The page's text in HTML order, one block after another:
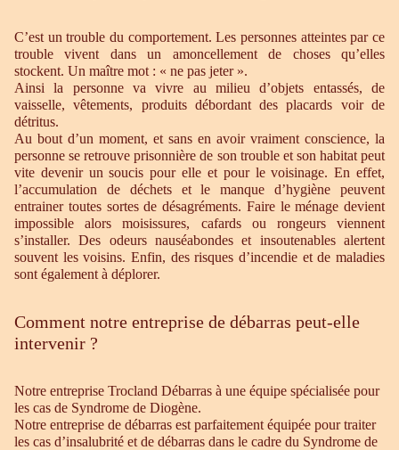
C’est un trouble du comportement. Les personnes atteintes par ce
trouble vivent dans un amoncellement de choses qu’elles
stockent. Un maître mot : « ne pas jeter ».
Ainsi la personne va vivre au milieu d’objets entassés, de
vaisselle, vêtements, produits débordant des placards voir de
détritus.
Au bout d’un moment, et sans en avoir vraiment conscience, la
personne se retrouve prisonnière de son trouble et son habitat peut
vite devenir un soucis pour elle et pour le voisinage. En effet,
l’accumulation de déchets et le manque d’hygiène peuvent
entrainer toutes sortes de désagréments. Faire le ménage devient
impossible alors moisissures, cafards ou rongeurs viennent
s’installer. Des odeurs nauséabondes et insoutenables alertent
souvent les voisins. Enfin, des risques d’incendie et de maladies
sont également à déplorer.
Comment notre entreprise de débarras peut-elle
intervenir ?
Notre entreprise Trocland Débarras à une équipe spécialisée pour
les cas de Syndrome de Diogène.
Notre entreprise de débarras est parfaitement équipée pour traiter
les cas d’insalubrité et de débarras dans le cadre du Syndrome de